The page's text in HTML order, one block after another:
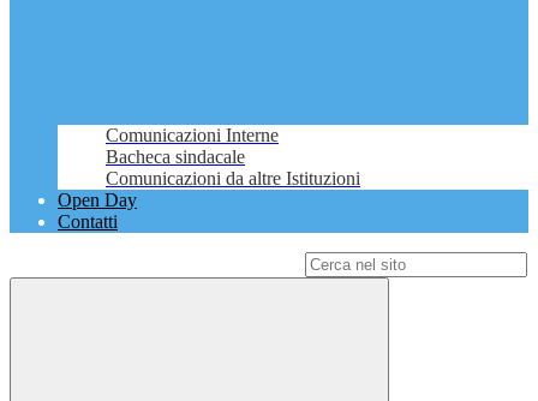
Comunicazioni Interne
Bacheca sindacale
Comunicazioni da altre Istituzioni
Open Day
Contatti